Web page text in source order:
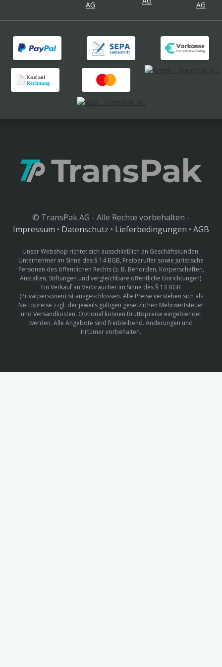
© TransPak AG - Alle Rechte vorbehalten -
Impressum • Datenschutz • Lieferbedingungen • AGB
Unser Webshop richtet sich ausschließlich an Geschäftskunden:
Unternehmer im Sinne des § 14 BGB, Freiberufler sowie juristische
Personen des öffentlichen Rechts (z. B. Behörden, Körperschaften,
Anstalten, Stiftungen und vergleichbare öffentliche Einrichtungen).
Ein Verkauf an Verbraucher im Sinne des § 13 BGB
(Privatpersonen) ist ausgeschlossen. Alle Preise verstehen sich als
Nettopreise zzgl. der jeweils gültigen gesetzlichen Mehrwertsteuer
und Versandkosten. Optional können Bruttopreise eingeblendet
werden. Alle Angebote sind freibleibend. Änderungen und
Irrtümer vorbehalten.